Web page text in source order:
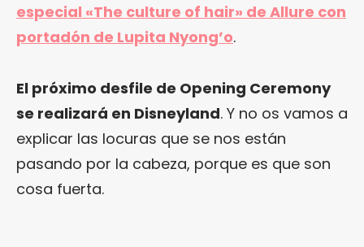
especial «The culture of hair» de Allure con
portadón de Lupita Nyong’o.
El próximo desfile de Opening Ceremony
se realizará en Disneyland. Y no os vamos a
explicar las locuras que se nos están
pasando por la cabeza, porque es que son
cosa fuerta.